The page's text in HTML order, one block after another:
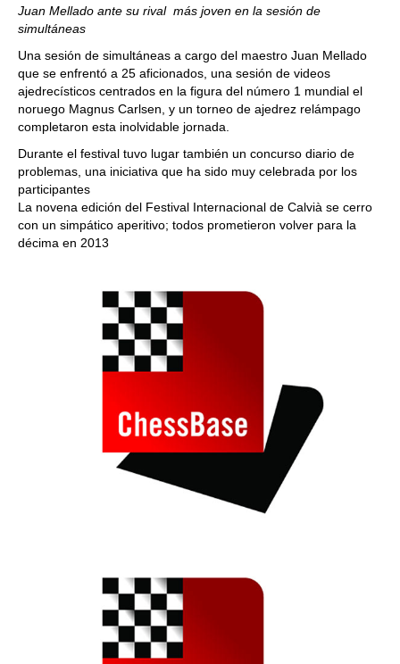
Juan Mellado ante su rival más joven en la sesión de
simultáneas
Una sesión de simultáneas a cargo del maestro Juan Mellado
que se enfrentó a 25 aficionados, una sesión de videos
ajedrecísticos centrados en la figura del número 1 mundial el
noruego Magnus Carlsen, y un torneo de ajedrez relámpago
completaron esta inolvidable jornada.
Durante el festival tuvo lugar también un concurso diario de
problemas, una iniciativa que ha sido muy celebrada por los
participantes
La novena edición del Festival Internacional de Calvià se cerro
con un simpático aperitivo; todos prometieron volver para la
décima en 2013